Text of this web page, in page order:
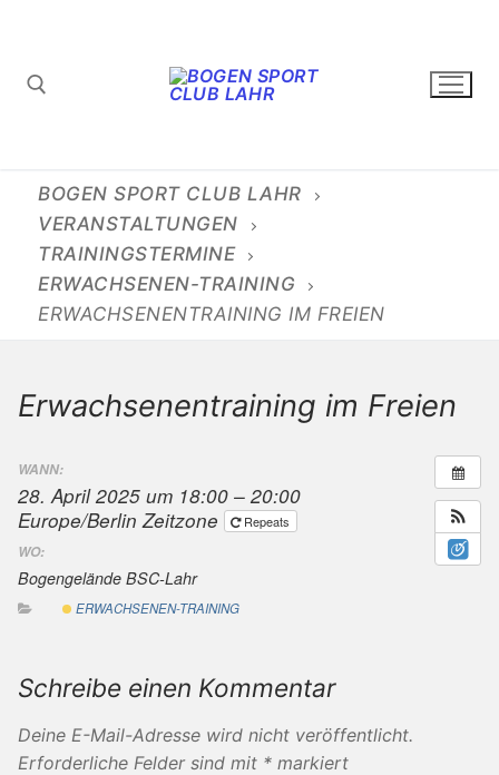
BOGEN SPORT CLUB LAHR
VERANSTALTUNGEN
TRAININGSTERMINE
ERWACHSENEN-TRAINING
ERWACHSENENTRAINING IM FREIEN
Erwachsenentraining im Freien
WANN:
28. April 2025 um 18:00 – 20:00
Europe/Berlin Zeitzone
Repeats
WO:
Bogengelände BSC-Lahr
ERWACHSENEN-TRAINING
Schreibe einen Kommentar
Deine E-Mail-Adresse wird nicht veröffentlicht.
Erforderliche Felder sind mit * markiert